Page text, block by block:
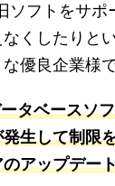
ソフトをサポ
くしたりと
優良企業様で
タベースソ
生して制限
アップデー